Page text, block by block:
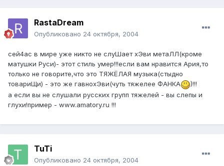
RastaDream
Опубликовано 24 октября, 2004
сей4ас в мире уже никто не слуШает хЭви метаЛЛ(кроме
матушки Руси)- этот стиль умер!!!если вам нравится Ария,то
только не говорите,что это ТЯЖЁЛАЯ музыка(стыдно
товариЩи) - это же гавнохЭви(чуть тяжелее ФАНКА
)!!!
а если вы не слушали русских групп тяжелей - вы слепы и
глухи!пример - www.amatory.ru !!!
TuTi
Опубликовано 24 октября, 2004